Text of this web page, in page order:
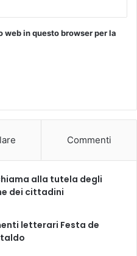
web in questo browser per la
Commenti
alla tutela degli
dei cittadini
letterari Festa de